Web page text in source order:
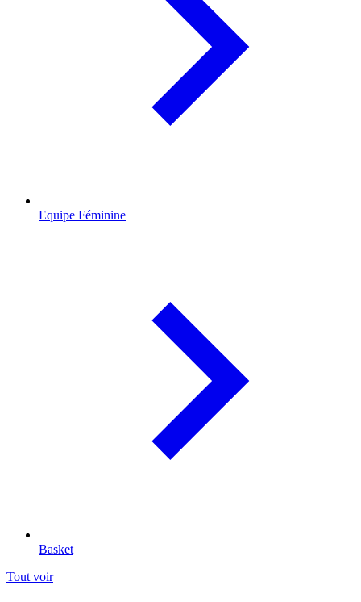
Equipe Féminine
Basket
Tout voir